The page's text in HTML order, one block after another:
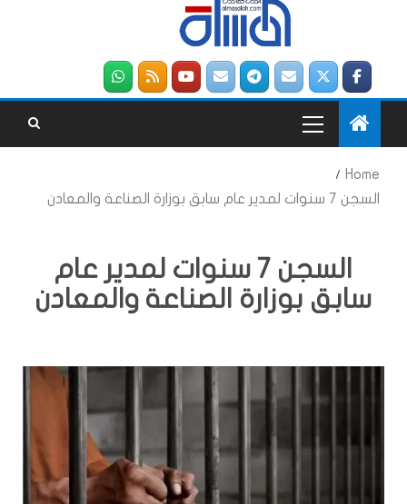
Home
السجن 7 سنوات لمدير عام سابق بوزارة الصناعة والمعادن
السجن 7 سنوات لمدير عام
سابق بوزارة الصناعة والمعادن